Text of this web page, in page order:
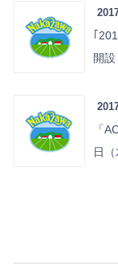
｢
開設
「
日